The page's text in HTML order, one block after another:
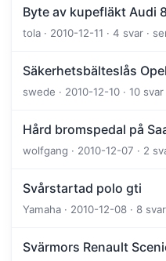
Byte av kupefläkt Audi
tola · 2010-12-11 · 4 svar ·
Säkerhetsbälteslås
swede · 2010-12-10 · 10
Hård bromspedal på
wolfgang · 2010-12-07 · 2
Svårstartad polo gti
Yamaha · 2010-12-08 · 8
Svärmors Renault